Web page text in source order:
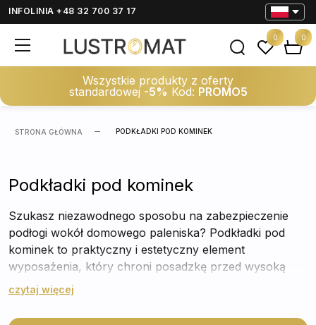
INFOLINIA +48 32 700 37 17
Wszystkie produkty z oferty
standardowej -5% Kod: PROMO5
0 0
STRONA GŁÓWNA PODKŁADKI POD KOMINEK
Podkładki pod kominek
Szukasz niezawodnego sposobu na zabezpieczenie
podłogi wokół domowego paleniska? Podkładki pod
kominek to praktyczny i estetyczny element
wyposażenia, który chroni posadzkę przed wysoką
temperaturą, iskrami oraz zabrudzeniami. Wybierz
się bezpiecznym ciepłem w chłodne wieczory, nie
czytaj więcej